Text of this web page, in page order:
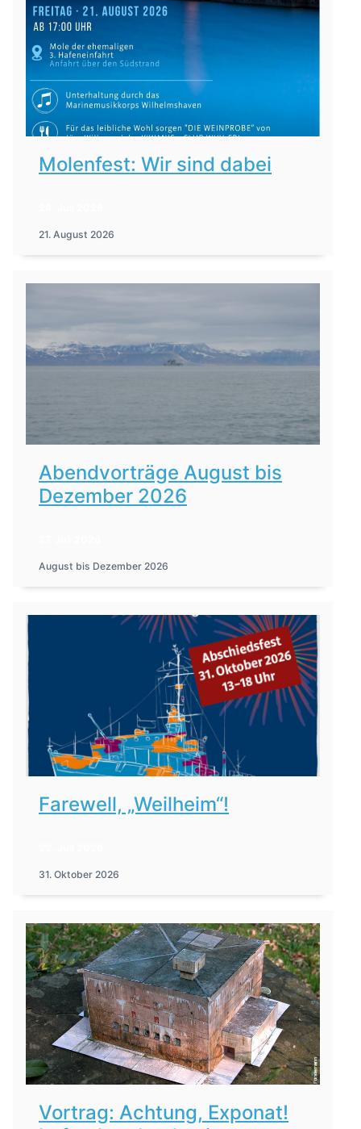
Molenfest: Wir sind dabei
21. August 2026
Abendvorträge August bis
Dezember 2026
August bis Dezember 2026
Farewell, „Weilheim“!
31. Oktober 2026
Vortrag: Achtung, Exponat!